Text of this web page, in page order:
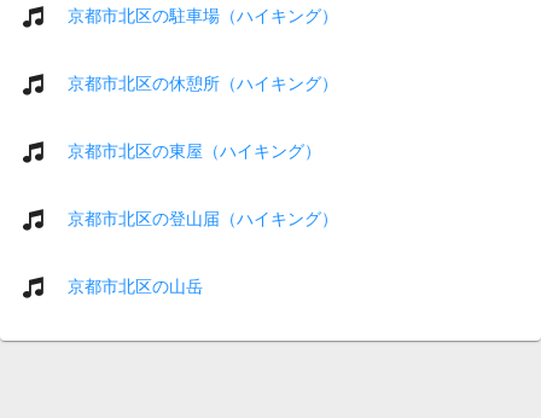
京都市北区の駐車場（ハイキング）
京都市北区の休憩所（ハイキング）
京都市北区の東屋（ハイキング）
京都市北区の登山届（ハイキング）
京都市北区の山岳